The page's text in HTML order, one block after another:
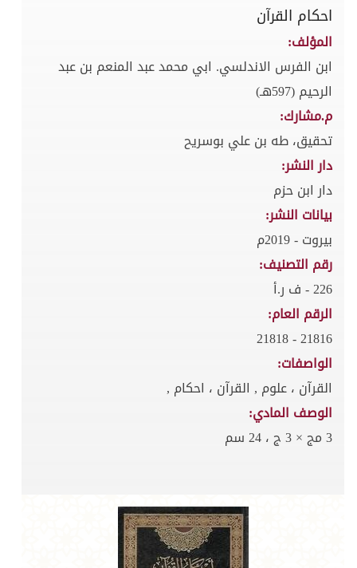
احكام القرآن
المؤلف:
ابن الفرس الاندلسي. ابي محمد عبد المنعم بن عبد
الرحيم (597هـ)
م.مشارك:
تحقيق، طه بن علي بوسريح
دار النشر:
دار ابن حزم
بيانات النشر:
بيروت - 2019م
رقم التصنيف:
226 - ف ر.أ
الرقم العام:
21816 - 21818
الواصفات:
القرآن ، علوم , القرآن ، احكام ,
الوصف المادي:
3 مج × 3 ج ، 24 سم